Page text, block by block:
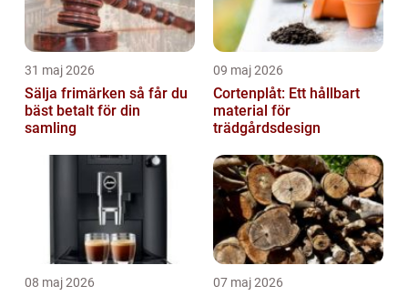
31 maj 2026
Sälja frimärken så får du
bäst betalt för din
samling
09 maj 2026
Cortenplåt: Ett hållbart
material för
trädgårdsdesign
08 maj 2026 07 maj 2026